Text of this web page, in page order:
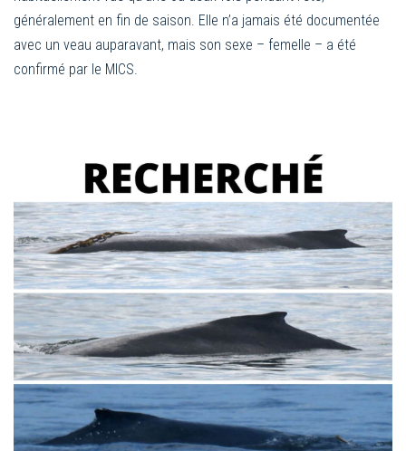
généralement en fin de saison. Elle n’a jamais été documentée
avec un veau auparavant, mais son sexe – femelle – a été
confirmé par le MICS.